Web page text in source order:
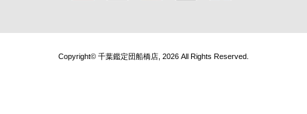
Copyright© 千葉鑑定団船橋店, 2026 All Rights Reserved.